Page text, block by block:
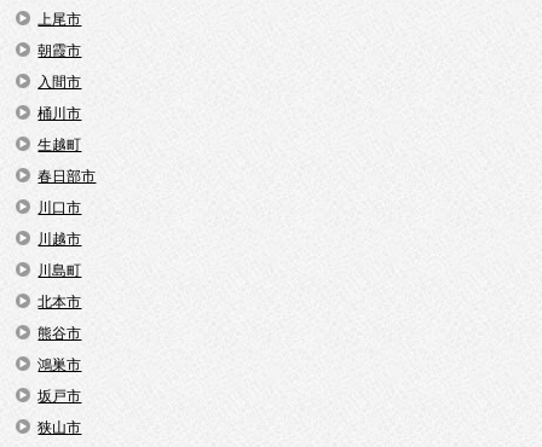
上尾市
朝霞市
入間市
桶川市
生越町
春日部市
川口市
川越市
川島町
北本市
熊谷市
鴻巣市
坂戸市
狭山市